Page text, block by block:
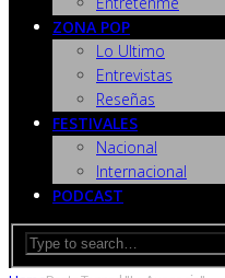
ZONA POP
Lo Ultimo
Entrevistas
Reseñas
FESTIVALES
Nacional
Internacional
PODCAST